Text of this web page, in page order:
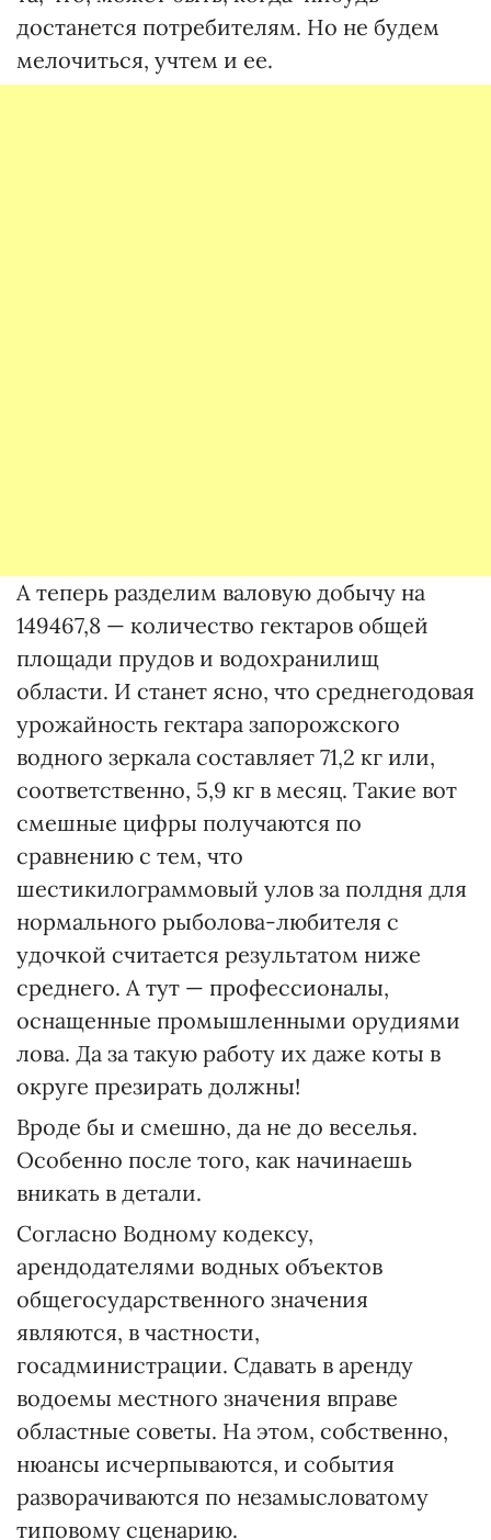
достанется потребителям. Но не будем
мелочиться, учтем и ее.
А теперь разделим валовую добычу на
149467,8 — количество гектаров общей
площади прудов и водохранилищ
области. И станет ясно, что среднегодовая
урожайность гектара запорожского
водного зеркала составляет 71,2 кг или,
соответственно, 5,9 кг в месяц. Такие вот
смешные цифры получаются по
сравнению с тем, что
шестикилограммовый улов за полдня для
нормального рыболова-любителя с
удочкой считается результатом ниже
среднего. А тут — профессионалы,
оснащенные промышленными орудиями
лова. Да за такую работу их даже коты в
округе презирать должны!
Вроде бы и смешно, да не до веселья.
Особенно после того, как начинаешь
вникать в детали.
Согласно Водному кодексу,
арендодателями водных объектов
общегосударственного значения
являются, в частности,
госадминистрации. Сдавать в аренду
водоемы местного значения вправе
областные советы. На этом, собственно,
нюансы исчерпываются, и события
разворачиваются по незамысловатому
типовому сценарию.